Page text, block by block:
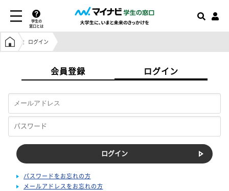
学生の
窓口とは
学生の窓口トップ
ログイン
会員登録 ログイン
パスワードをお忘れの方
メールアドレスをお忘れの方